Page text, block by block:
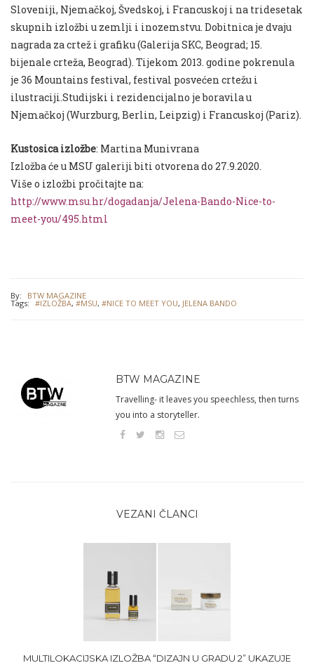
Sloveniji, Njemačkoj, Švedskoj, i Francuskoj i na tridesetak
skupnih izložbi u zemlji i inozemstvu. Dobitnica je dvaju
nagrada za crtež i grafiku (Galerija SKC, Beograd; 15.
bijenale crteža, Beograd). Tijekom 2013. godine pokrenula
je 36 Mountains festival, festival posvećen crtežu i
ilustraciji.Studijski i rezidencijalno je boravila u
Njemačkoj (Wurzburg, Berlin, Leipzig) i Francuskoj (Pariz).
Kustosica izložbe: Martina Munivrana
Izložba će u MSU galeriji biti otvorena do 27.9.2020.
Više o izložbi pročitajte na:
http://www.msu.hr/dogadanja/Jelena-Bando-Nice-to-
meet-you/495.html
By: BTW MAGAZINE
Tags: #IZLOŽBA, #MSU, #NICE TO MEET YOU, JELENA BANDO
BTW MAGAZINE
Travelling- it leaves you speechless, then turns
you into a storyteller.
VEZANI ČLANCI
MULTILOKACIJSKA IZLOŽBA “DIZAJN U GRADU 2” UKAZUJE